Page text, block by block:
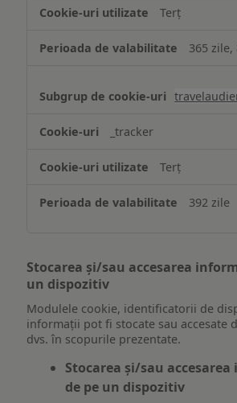
Terț
365 zile,
_tracker
Terț
392 zile
Stocarea și/sau accesarea
un dispozitiv
Modulele cookie, identificatorii de
informații pot fi stocate sau accesate
dvs. în scopurile prezentate.
Stocarea și/sau
de pe un dispozitiv